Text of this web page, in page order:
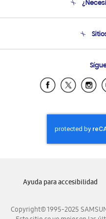
Copyright© 1995-2025
Ayuda para accesibilidad